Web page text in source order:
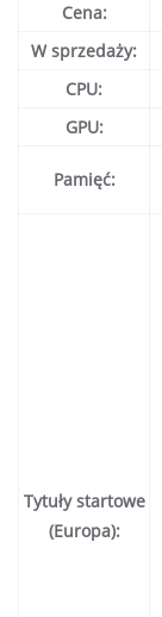
Cena:
W sprzedaży:
CPU:
GPU:
Pamięć:
Tytuły startowe
(Europa):